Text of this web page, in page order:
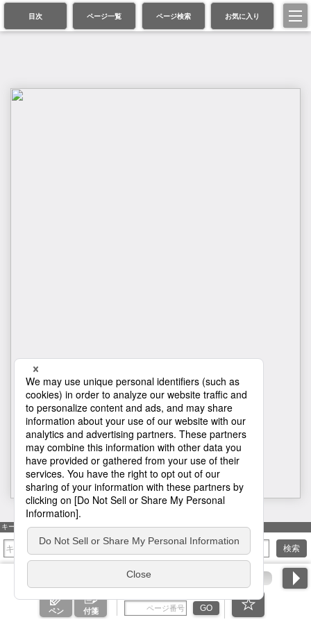
目次 ページ一覧 ページ検索 お気に入り
H1
キーワード検索
検索
ペン 付箋 GO